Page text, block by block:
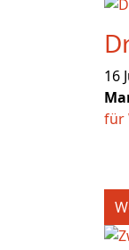
16
für